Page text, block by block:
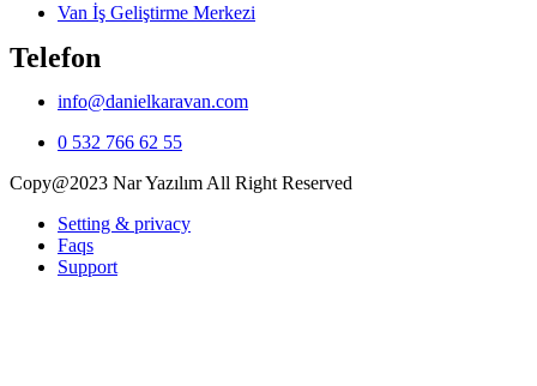
Van İş Geliştirme Merkezi
Telefon
info@danielkaravan.com
0 532 766 62 55
Copy@2023 Nar Yazılım All Right Reserved
Setting & privacy
Faqs
Support